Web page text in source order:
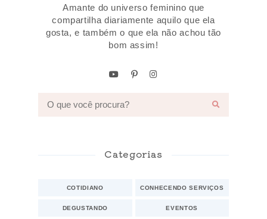
Amante do universo feminino que
compartilha diariamente aquilo que ela
gosta, e também o que ela não achou tão
bom assim!
Categorias
COTIDIANO CONHECENDO SERVIÇOS
DEGUSTANDO EVENTOS